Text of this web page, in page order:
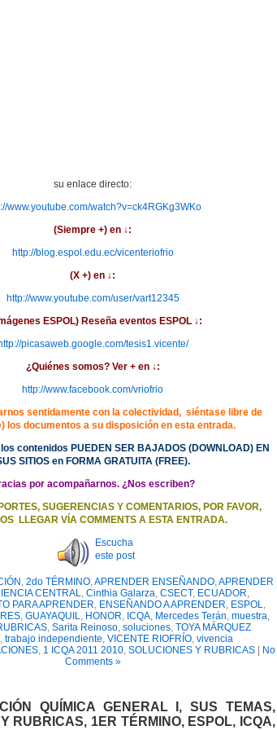
su enlace directo:
www.youtube.com/watch?v=ck4RGKg3WKo
(Siempre +) en ↓:
http://blog.espol.edu.ec/vicenteriofrio
(X +) en ↓:
http://www.youtube.com/user/vart12345
ESPOL) Reseña eventos ESPOL ↓:
picasaweb.google.com/tesis1.vicente/
¿Quiénes somos? Ver + en ↓:
http://www.facebook.com/vriofrio
sentidamente con la colectividad, siéntase libre de
los documentos a su disposición en esta entrada.
contenidos PUEDEN SER BAJADOS (DOWNLOAD) EN
SITIOS en FORMA GRATUITA (FREE).
por acompañarnos. ¿Nos escriben?
SUGERENCIAS Y COMENTARIOS, POR FAVOR,
LLEGAR VÍA COMMENTS A ESTA ENTRADA.
Escucha
este post
, 2do TÉRMINO,APRENDER ENSEÑANDO,APRENDER
CENTRAL, Cinthia Galarza, CSECT, ECUADOR,
PARA APRENDER, ENSEÑANDO A APRENDER, ESPOL,
, GUAYAQUIL, HONOR, ICQA, Mercedes Terán, muestra,
, Sarita Reinoso, soluciones, TOYA MÁRQUEZ
, trabajo independiente, VICENTE RIOFRÍO, vivencia
, 1 ICQA 2011 2010, SOLUCIONES Y RUBRICAS|
No
Comments »
QUÍMICA GENERAL I, SUS TEMAS,
RUBRICAS, 1ER TÉRMINO, ESPOL, ICQA,